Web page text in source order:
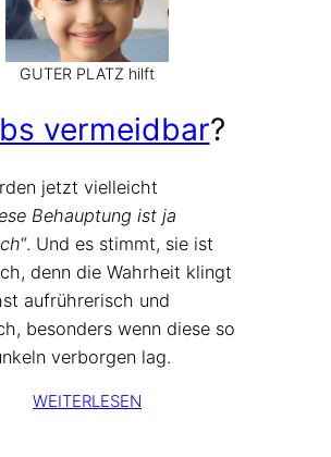
GUTER PLATZ hilft
vermeidbar?
jetzt vielleicht
Behauptung ist ja
“. Und es stimmt, sie ist
denn die Wahrheit klingt
aufrührerisch und
besonders wenn diese so
verborgen lag.
WEITERLESEN